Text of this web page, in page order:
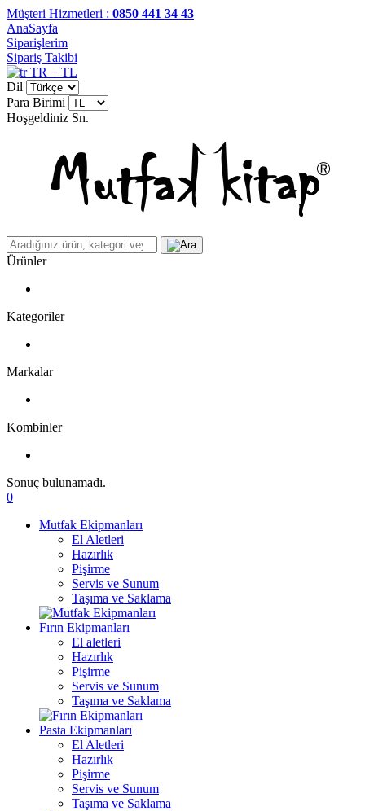
Müşteri Hizmetleri : 0850 441 34 43
AnaSayfa
Siparişlerim
Sipariş Takibi
TR − TL
Dil
Para Birimi
Hoşgeldiniz Sn.
Ürünler
Kategoriler
Markalar
Kombinler
Sonuç bulunamadı.
0
Mutfak Ekipmanları
El Aletleri
Hazırlık
Pişirme
Servis ve Sunum
Taşıma ve Saklama
Fırın Ekipmanları
El aletleri
Hazırlık
Pişirme
Servis ve Sunum
Taşıma ve Saklama
Pasta Ekipmanları
El Aletleri
Hazırlık
Pişirme
Servis ve Sunum
Taşıma ve Saklama